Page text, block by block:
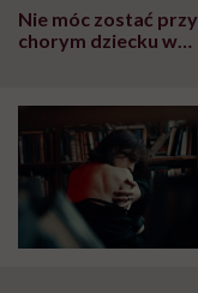
Nie móc zostać przy
chorym dziecku w
może chyba tylko
głupota i brak
wyobraźni"